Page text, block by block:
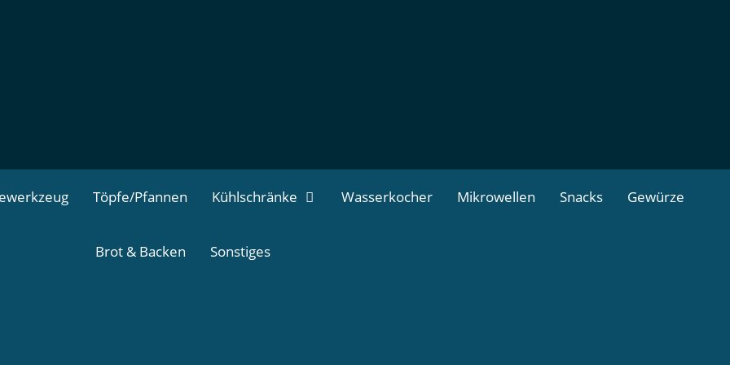
Töpfe/Pfannen Kühlschränke Wasserkocher Mikrowellen Snacks Gewürze
Brot & Backen Sonstiges